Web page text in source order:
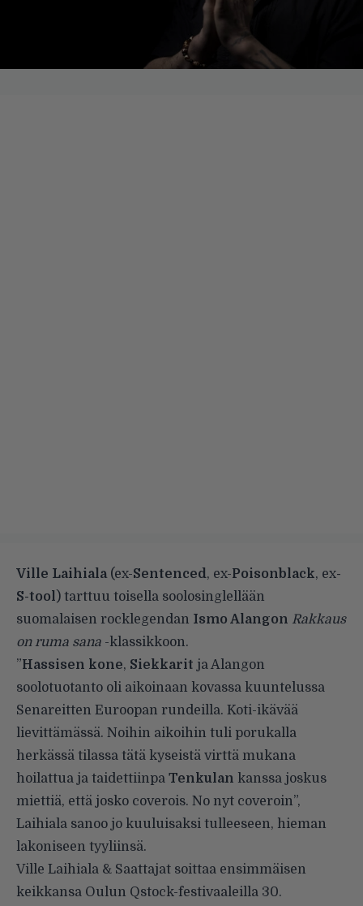
Ville Laihiala(ex-Sentenced, ex-Poisonblack, ex-
S-tool) tarttuu toisella soolosinglellään
suomalaisen rocklegendan Ismo Alangon Rakkaus
on ruma sana -klassikkoon.
”Hassisen kone, Siekkarit ja Alangon
soolotuotanto oli aikoinaan kovassa kuuntelussa
Senareitten Euroopan rundeilla. Koti-ikävää
lievittämässä. Noihin aikoihin tuli porukalla
herkässä tilassa tätä kyseistä virttä mukana
hoilattua ja taidettiinpa Tenkulan kanssa joskus
miettiä, että josko coverois. No nyt coveroin”,
Laihiala sanoo jo kuuluisaksi tulleeseen, hieman
lakoniseen tyyliinsä.
Ville Laihiala & Saattajat soittaa ensimmäisen
keikkansa Oulun Qstock-festivaaleilla 30.